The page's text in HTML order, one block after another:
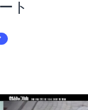
ト